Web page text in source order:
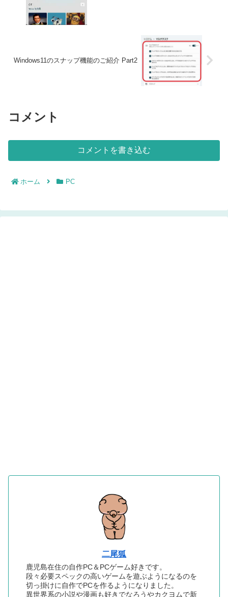
Windows11のスナップ機能のご紹介 Part2
コメント
コメントを書き込む
ホーム PC
二尾狐
鹿児島在住の自作PC＆PCゲーム好きです。
段々必要スペックの高いゲームを遊ぶようになるのを
切っ掛けに自作でPCを作るようになりました。
異世界系の小説や漫画も好きでなろうやカクヨムで新